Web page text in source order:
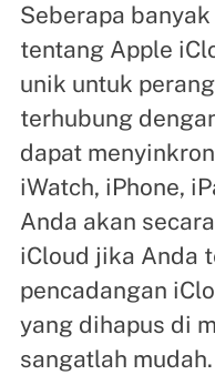
Seberapa
tentang Apple
unik untuk
terhubung
dapat
iWatch, iPhone,
Anda akan
iCloud jika Anda
pencadangan
yang dihapus di
sangatlah mudah.